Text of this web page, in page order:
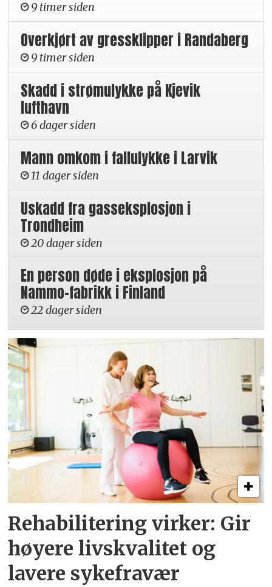
9 timer siden
Overkjørt av gressklipper i Randaberg
9 timer siden
Skadd i strømulykke på Kjevik
lufthavn
6 dager siden
Mann omkom i fallulykke i Larvik
11 dager siden
Uskadd fra gasseksplosjon i
Trondheim
20 dager siden
En person døde i eksplosjon på
Nammo-fabrikk i Finland
22 dager siden
Rehabilitering virker: Gir
høyere livskvalitet og
lavere sykefravær